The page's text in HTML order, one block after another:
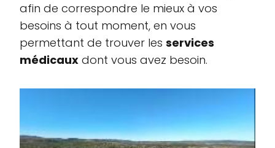
afin de correspondre le mieux à vos
besoins à tout moment, en vous
permettant de trouver les services
médicaux dont vous avez besoin.